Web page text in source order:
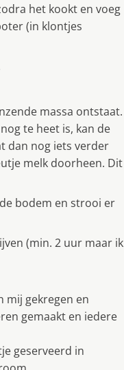
het kookt en voeg
(in klontjes
massa ontstaat.
te heet is, kan de
dan nog iets verder
melk doorheen. Dit
bodem en strooi er
(min. 2 uur maar ik
mij gekregen en
gemaakt en iedere
geserveerd in